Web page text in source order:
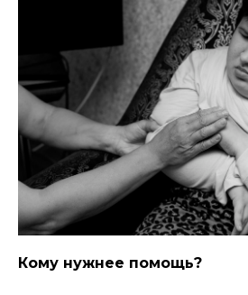
Кому нужнее помощь?